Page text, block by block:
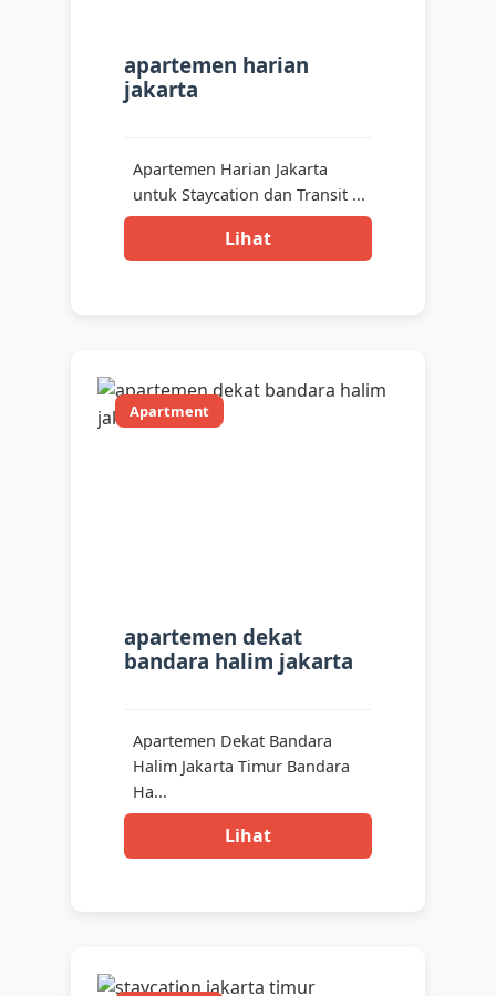
apartemen harian
jakarta
Apartemen Harian Jakarta
untuk Staycation dan Transit ...
Lihat
Apartment
apartemen dekat
bandara halim jakarta
Apartemen Dekat Bandara
Halim Jakarta Timur Bandara
Ha...
Lihat